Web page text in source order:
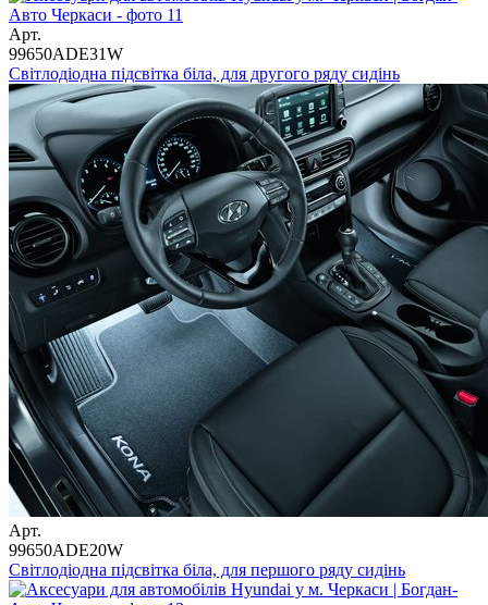
Арт.
99650ADE31W
Світлодіодна підсвітка біла, для другого ряду сидінь
Арт.
99650ADE20W
Світлодіодна підсвітка біла, для першого ряду сидінь